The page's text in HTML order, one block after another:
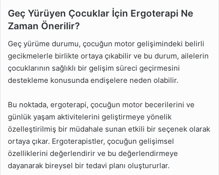
Geç Yürüyen Çocuklar İçin Ergoterapi Ne
Zaman Önerilir?
Geç yürüme durumu, çocuğun motor gelişimindeki belirli
gecikmelerle birlikte ortaya çıkabilir ve bu durum, ailelerin
çocuklarının sağlıklı bir gelişim süreci geçirmesini
destekleme konusunda endişelere neden olabilir.
Bu noktada, ergoterapi, çocuğun motor becerilerini ve
günlük yaşam aktivitelerini geliştirmeye yönelik
özelleştirilmiş bir müdahale sunan etkili bir seçenek olarak
ortaya çıkar. Ergoterapistler, çocuğun gelişimsel
özelliklerini değerlendirir ve bu değerlendirmeye
dayanarak bireysel bir tedavi planı oluştururlar.